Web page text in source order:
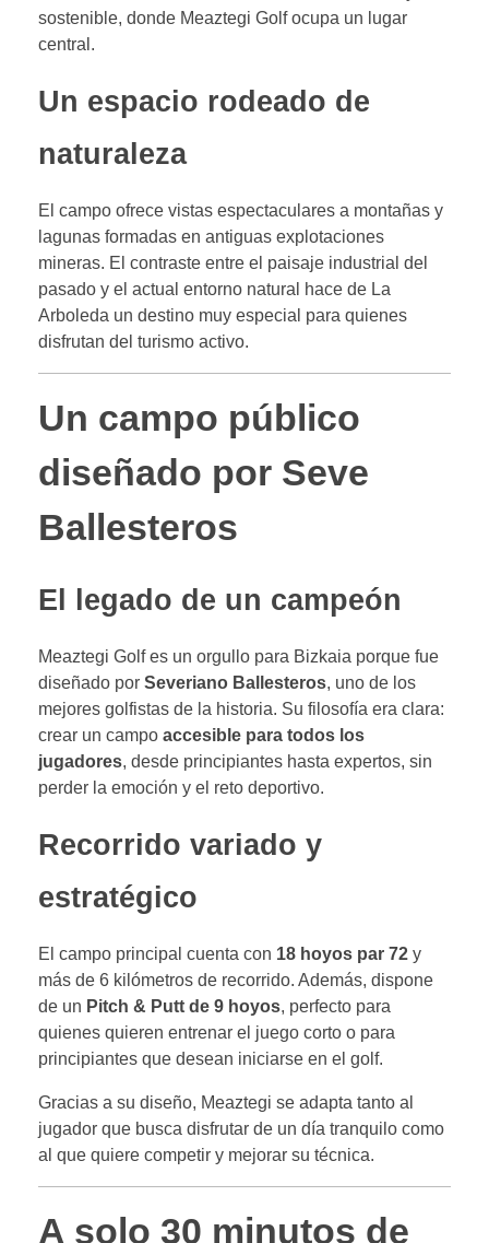
sostenible, donde Meaztegi Golf ocupa un lugar
central.
Un espacio rodeado de
naturaleza
El campo ofrece vistas espectaculares a montañas y
lagunas formadas en antiguas explotaciones
mineras. El contraste entre el paisaje industrial del
pasado y el actual entorno natural hace de La
Arboleda un destino muy especial para quienes
disfrutan del turismo activo.
Un campo público
diseñado por Seve
Ballesteros
El legado de un campeón
Meaztegi Golf es un orgullo para Bizkaia porque fue
diseñado por Severiano Ballesteros, uno de los
mejores golfistas de la historia. Su filosofía era clara:
crear un campo accesible para todos los
jugadores, desde principiantes hasta expertos, sin
perder la emoción y el reto deportivo.
Recorrido variado y
estratégico
El campo principal cuenta con 18 hoyos par 72 y
más de 6 kilómetros de recorrido. Además, dispone
de un Pitch & Putt de 9 hoyos, perfecto para
quienes quieren entrenar el juego corto o para
principiantes que desean iniciarse en el golf.
Gracias a su diseño, Meaztegi se adapta tanto al
jugador que busca disfrutar de un día tranquilo como
al que quiere competir y mejorar su técnica.
A solo 30 minutos de